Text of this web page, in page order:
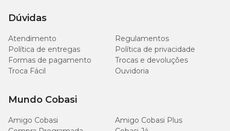
Dúvidas
Atendimento
Regulamentos
Política de entregas
Política de privacidade
Formas de pagamento
Trocas e devoluções
Troca Fácil
Ouvidoria
Mundo Cobasi
Amigo Cobasi
Amigo Cobasi Plus